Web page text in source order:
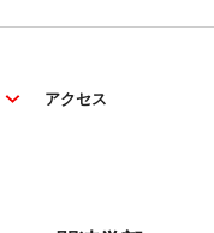
アクセス